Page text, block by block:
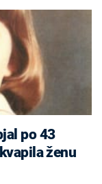
po 43
ženu